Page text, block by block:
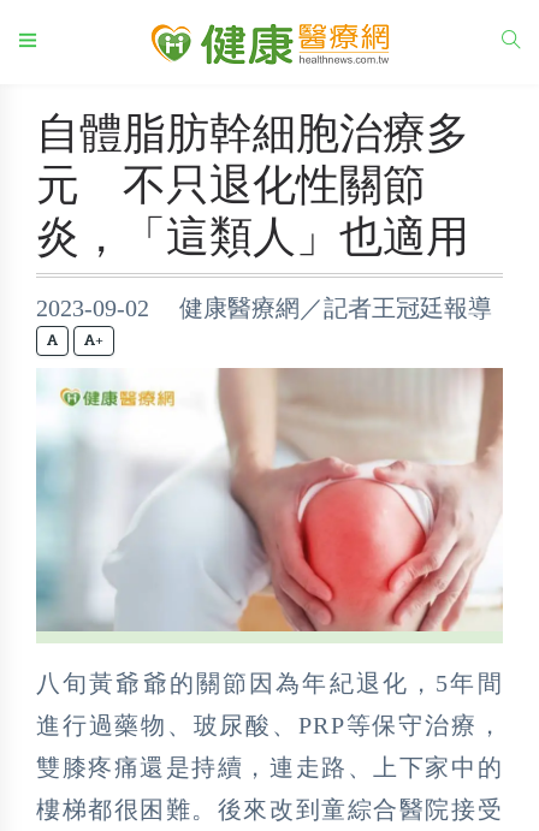
自體脂肪幹細胞治療多
元 不只退化性關節
炎，「這類人」也適用
2023-09-02 健康醫療網／記者王冠廷報導
+
八旬黃爺爺的關節因為年紀退化，5年間
進行過藥物、玻尿酸、PRP等保守治療，
雙膝疼痛還是持續，連走路、上下家中的
樓梯都很困難。後來改到童綜合醫院接受